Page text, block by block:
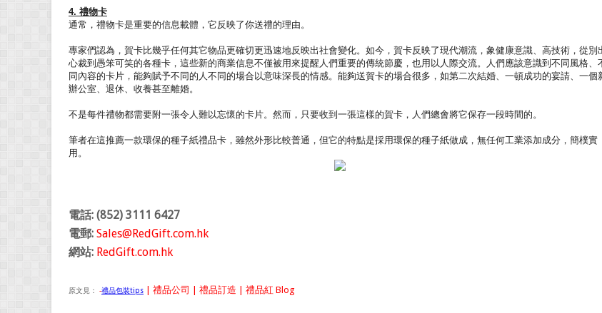
4. 禮物卡
通常，禮物卡是重要的信息載體，它反映了你送禮的理由。
專家們認為，賀卡比幾乎任何其它物品更確切更迅速地反映出社會變化。如今，賀卡反映了現代潮流，象健康意識、高技術，從別
心裁到愚笨可笑的各種卡，這些新的商業信息不僅被用來提醒人們重要的傳統節慶，也用以人際交流。人們應該意識到不同風格、
同內容的卡片，能夠賦予不同的人不同的場合以意味深長的情感。能夠送賀卡的場合很多，如第二次結婚、一頓成功的宴請、一個
辦公室、退休、收養甚至離婚。
不是每件禮物都需要附一張令人難以忘懷的卡片。然而，只要收到一張這樣的賀卡，人們總會將它保存一段時間的。
筆者在這推薦一款環保的種子紙禮品卡，雖然外形比較普通，但它的特點是採用環保的種子紙做成，無任何工業添加成分，簡樸實
用。
電話: (852) 3111 6427
電郵: Sales@RedGift.com.hk
網站: RedGift.com.hk
原文見： -禮品包裝tips | 禮品公司 | 禮品訂造 | 禮品紅 Blog